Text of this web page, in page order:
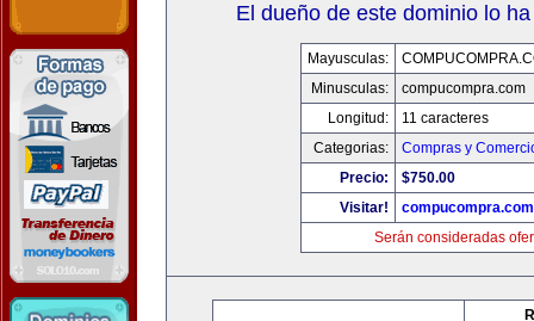
El dueño de este dominio lo
Mayusculas:
Minusculas:
compucompra.com
Longitud:
11 caracteres
Categorias:
Compras y
Precio:
$750.00
Visitar!
compucompra.com
Serán consideradas